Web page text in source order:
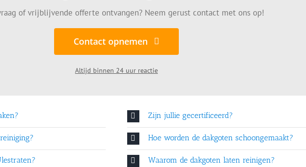
of vrijblijvende offerte ontvangen? Neem gerust contact met ons op!
Contact opnemen
Altijd binnen 24 uur reactie
Zijn jullie gecertificeerd?
Hoe worden de dakgoten schoongemaakt?
Waarom de dakgoten laten reinigen?